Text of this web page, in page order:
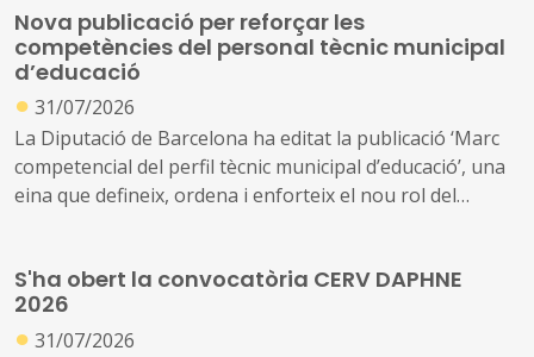
Nova publicació per reforçar les
competències del personal tècnic municipal
d’educació
● 31/07/2026
La Diputació de Barcelona ha editat la publicació ‘Marc
competencial del perfil tècnic municipal d’educació’, una
eina que defineix, ordena i enforteix el nou rol del
locals
S'ha obert la convocatòria CERV DAPHNE
2026
● 31/07/2026